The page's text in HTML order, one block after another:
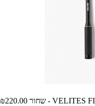
₪220.00